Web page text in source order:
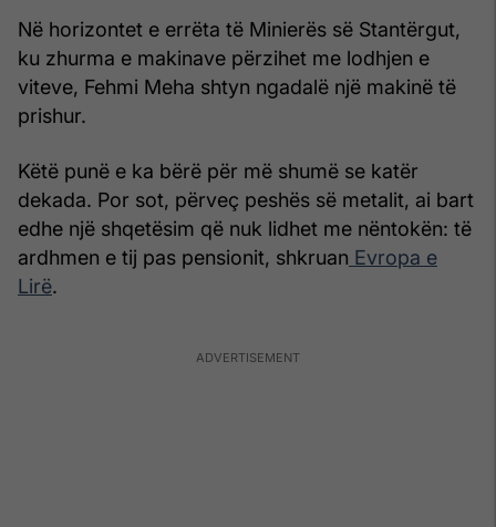
Në horizontet e errëta të Minierës së Stantërgut,
ku zhurma e makinave përzihet me lodhjen e
viteve, Fehmi Meha shtyn ngadalë një makinë të
prishur.
Këtë punë e ka bërë për më shumë se katër
dekada. Por sot, përveç peshës së metalit, ai bart
edhe një shqetësim që nuk lidhet me nëntokën: të
ardhmen e tij pas pensionit, shkruan Evropa e
Lirë.